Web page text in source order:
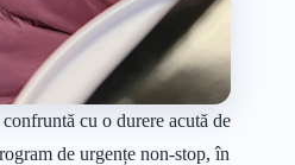
cu o durere acută de
de urgențe non-stop, în